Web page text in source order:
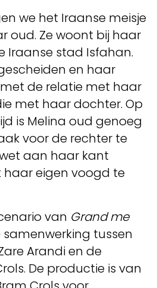
we het Iraanse meisje
oud. Ze woont bij haar
Iraanse stad Isfahan.
en haar
de relatie met haar
met haar dochter. Op
is Melina oud genoeg
voor de rechter te
aan haar kant
haar eigen voogd te
van Grand me
samenwerking tussen
Arandi en de
De productie is van